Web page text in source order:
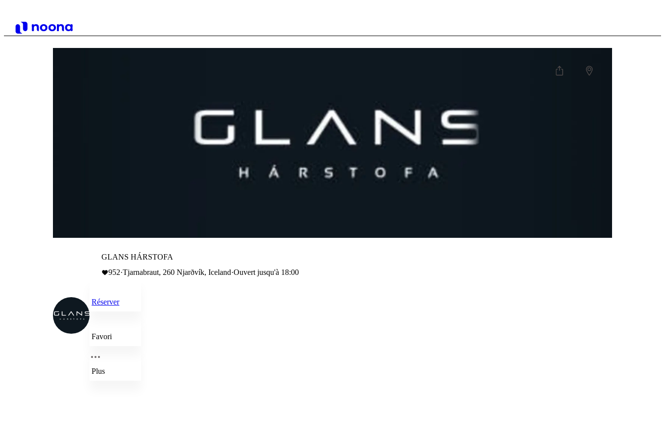
GLANS HÁRSTOFA
952·Tjarnabraut, 260 Njarðvík, Iceland·Ouvert jusqu'à 18:00
Réserver
Favori
Plus